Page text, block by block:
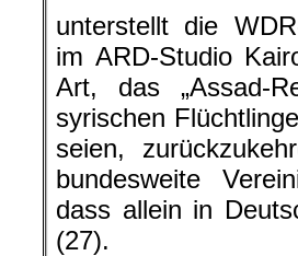
unterstellt die
im ARD-Studio
Art, das „Assad-
syrischen
seien,
bundesweite
dass allein in
(27).